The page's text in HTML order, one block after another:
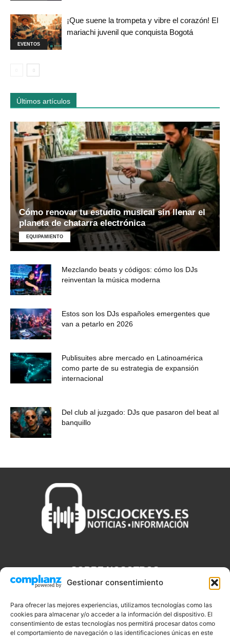
Gestionar consentimiento
Para ofrecer las mejores experiencias, utilizamos tecnologías como las
cookies para almacenar y/o acceder a la información del dispositivo. El
consentimiento de estas tecnologías nos permitirá procesar datos como
el comportamiento de navegación o las identificaciones únicas en este
EVENTOS
¡Que suene la trompeta y vibre el corazón! El
mariachi juvenil que conquista Bogotá
Últimos artículos
Cómo renovar tu estudio musical sin llenar el
planeta de chatarra electrónica
EQUIPAMIENTO
Mezclando beats y códigos: cómo los DJs
reinventan la música moderna
Estos son los DJs españoles emergentes que
van a petarlo en 2026
Publisuites abre mercado en Latinoamérica
como parte de su estrategia de expansión
internacional
Del club al juzgado: DJs que pasaron del beat al
banquillo
SOBRE NOSOTROS
que necesitas saber sobre noticias, novedades, tecnologías y
aplicaciones que te ayudaran a ser un mejor Djs.